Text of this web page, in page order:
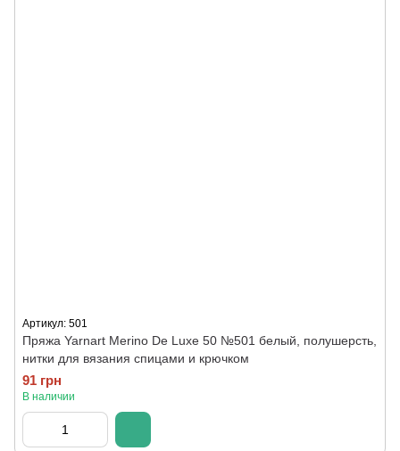
Артикул: 501
Пряжа Yarnart Merino De Luxe 50 №501 белый, полушерсть,
нитки для вязания спицами и крючком
91 грн
В наличии